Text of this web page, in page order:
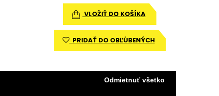
Odmietnuť všetko
VLOŽIŤ DO KOŠÍKA
PRIDAŤ DO OBĽÚBENÝCH